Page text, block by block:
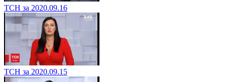
ТСН за 2020.09.16
ТСН за 2020.09.15